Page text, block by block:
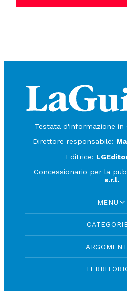
Testata d'informazione in
Direttore responsabile:
Editrice:
Concessionario per la
s.r.l.
MENU